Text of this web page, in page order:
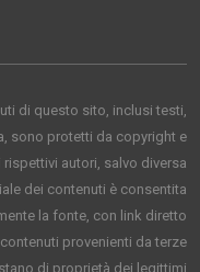
di questo sito, inclusi testi,
sono protetti da copyright e
autori, salvo diversa
dei contenuti è consentita
la fonte, con link diretto
provenienti da terze
di proprietà dei legittimi